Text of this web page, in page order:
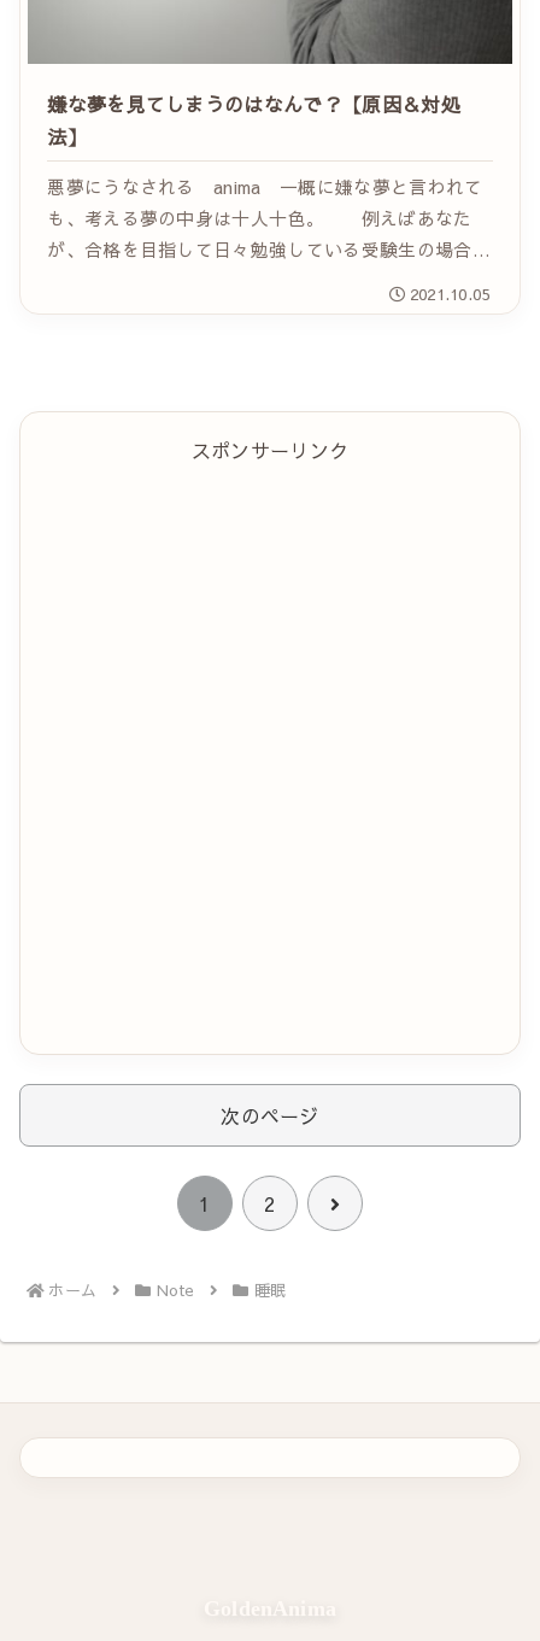
嫌な夢を見てしまうのはなんで？【原因＆対処
法】
悪夢にうなされる anima 一概に嫌な夢と言われて
も、考える夢の中身は十人十色。 例えばあなた
が、合格を目指して日々勉強している受験生の場合、
試験に落ちる夢は、夢であったとしても見たくない夢
と言えます。 また、現在相思相愛の恋人がいる時...
2021.10.05
スポンサーリンク
次のページ
1 2
次
ホーム Note 睡眠